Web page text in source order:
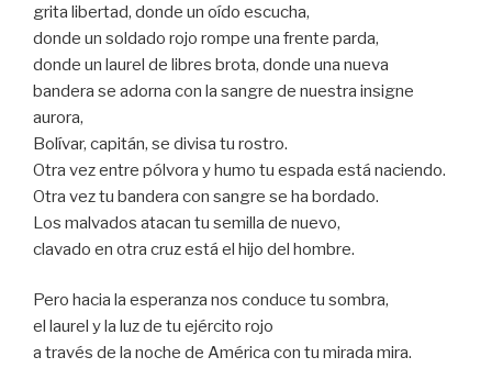
grita libertad, donde un oído escucha,
donde un soldado rojo rompe una frente parda,
donde un laurel de libres brota, donde una nueva
bandera se adorna con la sangre de nuestra insigne
aurora,
Bolívar, capitán, se divisa tu rostro.
Otra vez entre pólvora y humo tu espada está naciendo.
Otra vez tu bandera con sangre se ha bordado.
Los malvados atacan tu semilla de nuevo,
clavado en otra cruz está el hijo del hombre.
Pero hacia la esperanza nos conduce tu sombra,
el laurel y la luz de tu ejército rojo
a través de la noche de América con tu mirada mira.